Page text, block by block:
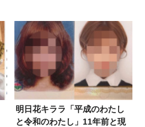
明日花キララ「平成のわたし
と令和のわたし」11年前と現